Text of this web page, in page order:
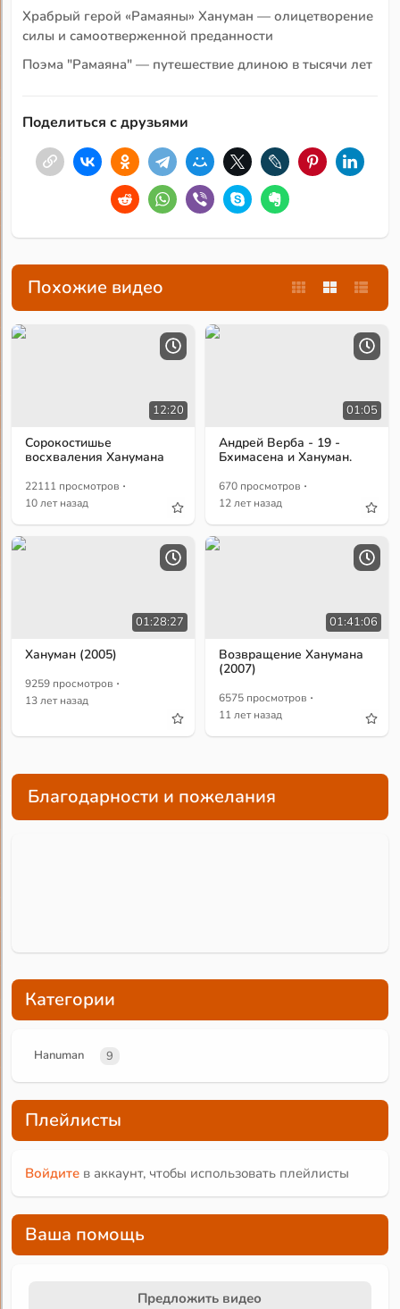
Храбрый герой «Рамаяны» Хануман — олицетворение
силы и самоотверженной преданности
Поэма "Рамаяна" — путешествие длиною в тысячи лет
Поделиться с друзьями
Похожие видео
12:20
Сорокостишье
восхваления Ханумана
22111 просмотров ·
10 лет назад
01:05
Андрей Верба - 19 -
Бхимасена и Хануман.
670 просмотров ·
12 лет назад
01:28:27
Хануман (2005)
9259 просмотров ·
13 лет назад
01:41:06
Возвращение Ханумана
(2007)
6575 просмотров ·
11 лет назад
Благодарности и пожелания
Категории
Hanuman 9
Плейлисты
Войдите в аккаунт, чтобы использовать плейлисты
Ваша помощь
Предложить видео